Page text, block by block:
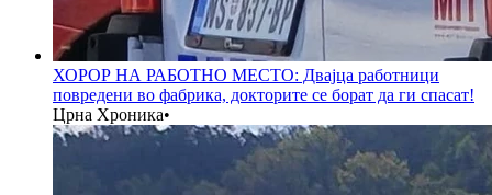
ХОРОР НА РАБОТНО МЕСТО: Двајца работници
повредени во фабрика, докторите се борат да ги спасат!
Црна Хроника•